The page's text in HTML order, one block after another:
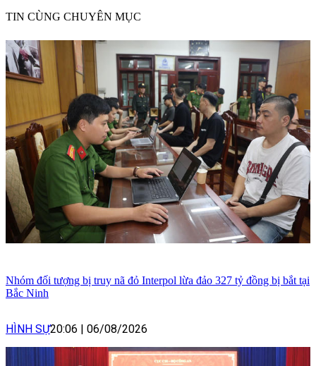
TIN CÙNG CHUYÊN MỤC
Nhóm đối tượng bị truy nã đỏ Interpol lừa đảo 327 tỷ đồng bị bắt tại
Bắc Ninh
HÌNH SỰ20:06 06/08/2026